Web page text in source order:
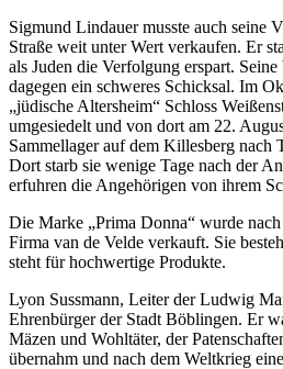
Sigmund Lindauer musste auch seine
Straße weit unter Wert verkaufen. Er
als Juden die Verfolgung erspart.
dagegen ein schweres Schicksal. Im
„jüdische Altersheim“ Schloss
umgesiedelt und von dort am 22.
Sammellager auf dem Killesberg nach
Dort starb sie wenige Tage nach der
erfuhren die Angehörigen von ihrem
Die Marke „Prima Donna“ wurde
Firma van de Velde verkauft. Sie
steht für hochwertige Produkte.
Lyon Sussmann, Leiter der Ludwig
Ehrenbürger der Stadt Böblingen. Er
Mäzen und Wohltäter, der
übernahm und nach dem Weltkrieg